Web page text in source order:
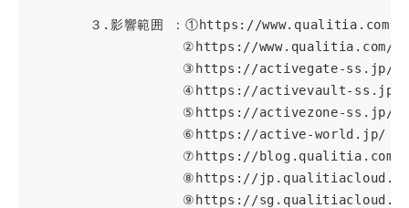
　　　３.影響範囲 ：①https://
　　　　　　　　　　②https://
　　　　　　　　　　③https://
　　　　　　　　　　④https://
　　　　　　　　　　⑤https://
　　　　　　　　　　⑥https://active-
　　　　　　　　　　⑦https://
　　　　　　　　　　⑧https://
　　　　　　　　　　⑨https://